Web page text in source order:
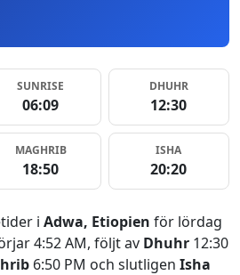
SUNRISE
06:09
DHUHR
12:30
MAGHRIB
18:50
ISHA
20:20
i Adwa, Etiopien för lördag
4:52 AM, följt av Dhuhr 12:30
6:50 PM och slutligen Isha